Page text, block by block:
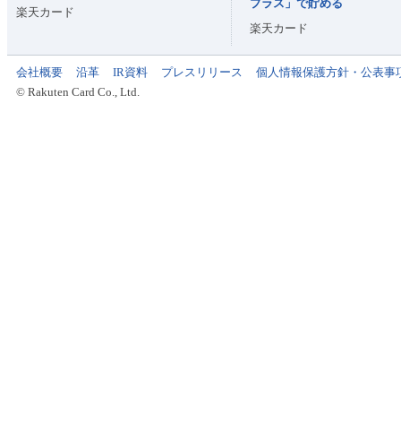
楽天カード
プラス」で貯める
楽天カード
会社概要 沿革 IR資料 プレスリリース
個人情報保護方針・公表事
© Rakuten Card Co., Ltd.